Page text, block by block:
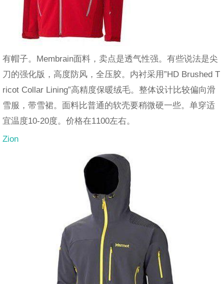
有帽子。Membrain面料，卖点是透气性强。有些说法是尖
刀的强化版，高度防风，全压胶。内衬采用”HD Brushed T
ricot Collar Lining”高精度保暖绒毛。整体设计比较偏向滑
雪服，带雪裙。面料比普通的软壳要稍微硬一些。单穿适
宜温度10-20度。价格在1100左右。
Zion